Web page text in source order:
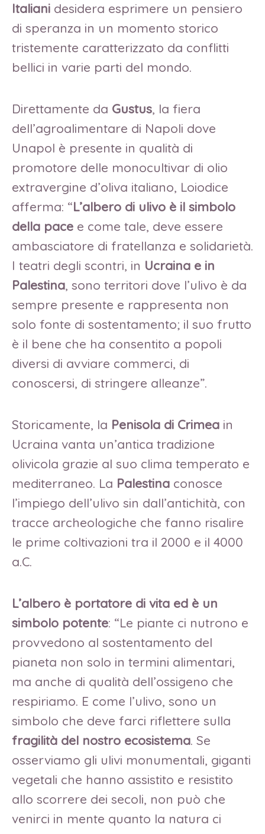
Italiani desidera esprimere un pensiero
di speranza in un momento storico
tristemente caratterizzato da conflitti
bellici in varie parti del mondo.
Direttamente da Gustus, la fiera
dell’agroalimentare di Napoli dove
Unapol è presente in qualità di
promotore delle monocultivar di olio
extravergine d’oliva italiano, Loiodice
afferma: “L’albero di ulivo è il simbolo
della pace e come tale, deve essere
ambasciatore di fratellanza e solidarietà.
I teatri degli scontri, in Ucraina e in
Palestina, sono territori dove l’ulivo è da
sempre presente e rappresenta non
solo fonte di sostentamento; il suo frutto
è il bene che ha consentito a popoli
diversi di avviare commerci, di
conoscersi, di stringere alleanze”.
Storicamente, la Penisola di Crimea in
Ucraina vanta un’antica tradizione
olivicola grazie al suo clima temperato e
mediterraneo. La Palestina conosce
l’impiego dell’ulivo sin dall’antichità, con
tracce archeologiche che fanno risalire
le prime coltivazioni tra il 2000 e il 4000
a.C.
L’albero è portatore di vita ed è un
simbolo potente: “Le piante ci nutrono e
provvedono al sostentamento del
pianeta non solo in termini alimentari,
ma anche di qualità dell’ossigeno che
respiriamo. E come l’ulivo, sono un
simbolo che deve farci riflettere sulla
fragilità del nostro ecosistema. Se
osserviamo gli ulivi monumentali, giganti
vegetali che hanno assistito e resistito
allo scorrere dei secoli, non può che
venirci in mente quanto la natura ci